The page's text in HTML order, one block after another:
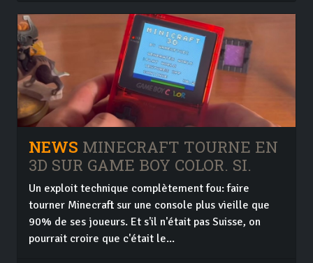
NEWS MINECRAFT TOURNE EN
3D SUR GAME BOY COLOR. SI.
Un exploit technique complètement fou: faire
tourner Minecraft sur une console plus vieille que
90% de ses joueurs. Et s'il n'était pas Suisse, on
pourrait croire que c'était le...